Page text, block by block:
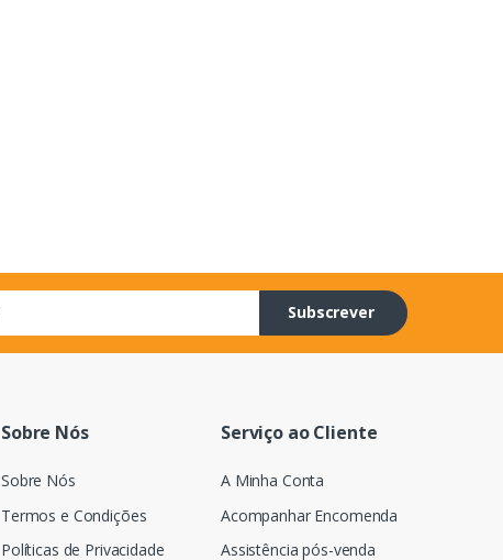
Subscrever
Sobre Nós
Sobre Nós
Termos e Condições
Políticas de Privacidade
Serviço ao Cliente
A Minha Conta
Acompanhar Encomenda
Assistência pós-venda